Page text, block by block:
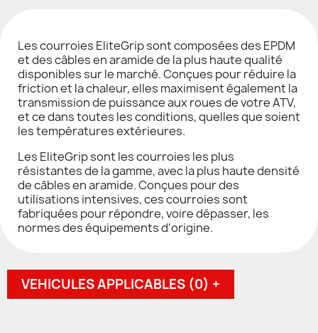
Les courroies EliteGrip sont composées des EPDM
et des câbles en aramide de la plus haute qualité
disponibles sur le marché. Conçues pour réduire la
friction et la chaleur, elles maximisent également la
transmission de puissance aux roues de votre ATV,
et ce dans toutes les conditions, quelles que soient
les températures extérieures.
Les EliteGrip sont les courroies les plus
résistantes de la gamme, avec la plus haute densité
de câbles en aramide. Conçues pour des
utilisations intensives, ces courroies sont
fabriquées pour répondre, voire dépasser, les
normes des équipements d'origine.
VEHICULES APPLICABLES (0) +